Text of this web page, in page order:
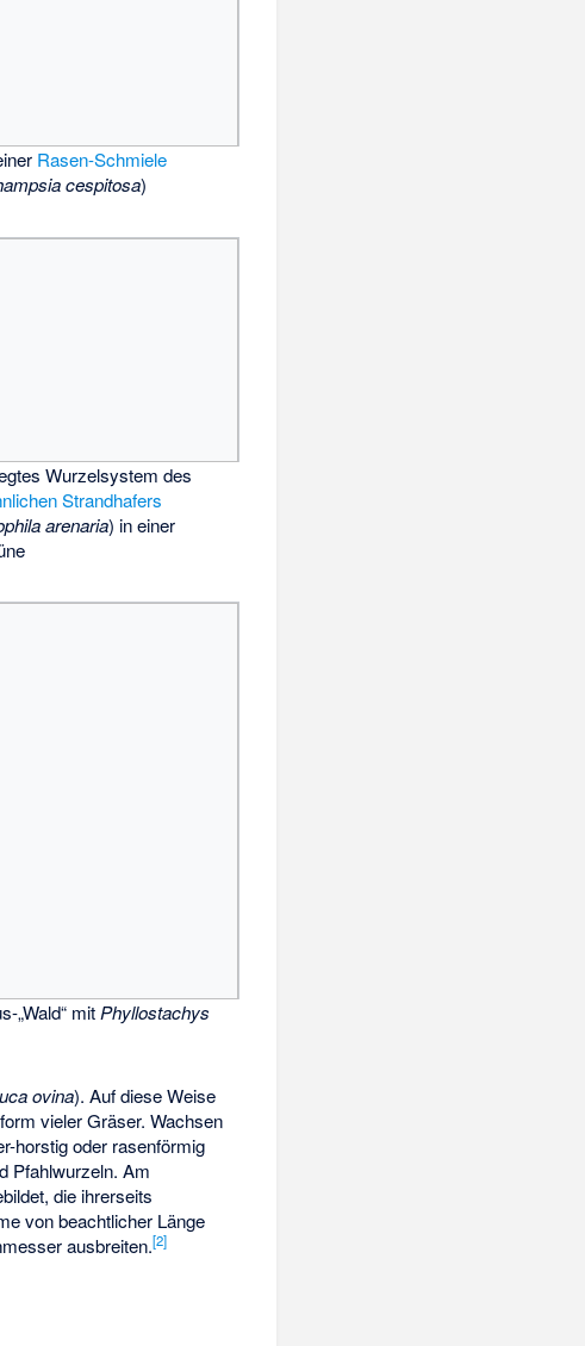
Rasen-Schmiele
cespitosa)
Wurzelsystem des
Strandhafers
arenaria) in einer
„Wald“ mit Phyllostachys
ovina). Auf diese Weise
vieler Gräser. Wachsen
horstig oder rasenförmig
Pfahlwurzeln. Am
die ihrerseits
von beachtlicher Länge
ausbreiten.[2]